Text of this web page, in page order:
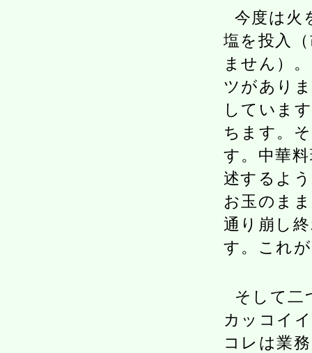
今度は火
塩を投入
ません）
ツがあり
していま
ちます。
す。中華
述するよ
お玉のま
通り崩し
す。これ
そして二
カッコイ
コレは業